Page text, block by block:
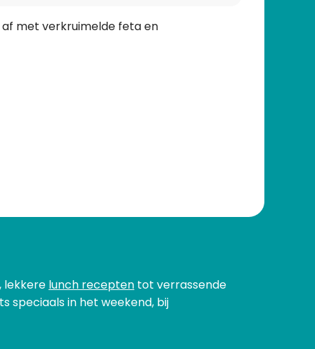
met verkruimelde feta en
, lekkere lunch recepten tot verrassende
speciaals in het weekend, bij